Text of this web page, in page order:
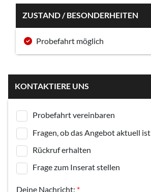
ZUSTAND / BESONDERHEITEN
Probefahrt möglich
KONTAKTIERE UNS
Probefahrt vereinbaren
Fragen, ob das Angebot aktuell ist
Rückruf erhalten
Frage zum Inserat stellen
Deine Nachricht: *